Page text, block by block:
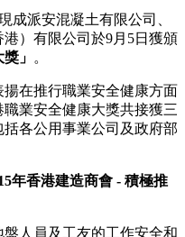
成派安混凝土有限公司、
）有限公司於9月5日獲頒
」 。
揚在推行職業安全健康方面
業安全健康大獎共接獲三
各公用事業公司及政府部
年香港建造商會 - 積極推
人員及工友的工作安全和